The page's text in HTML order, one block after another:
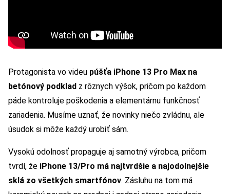
Protagonista vo videu púšťa iPhone 13 Pro Max na
betónový podklad z rôznych výšok, pričom po každom
páde kontroluje poškodenia a elementárnu funkčnosť
zariadenia. Musíme uznať, že novinky niečo zvládnu, ale
úsudok si môže každý urobiť sám.
Vysokú odolnosť propaguje aj samotný výrobca, pričom
tvrdí, že iPhone 13/Pro má najtvrdšie a najodolnejšie
sklá zo všetkých smartfónov. Zásluhu na tom má